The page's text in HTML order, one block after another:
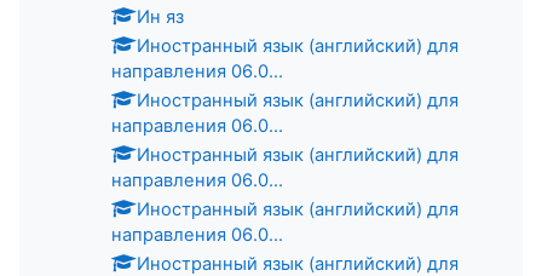
Ин яз
Иностранный язык (английский) для
направления 06.0...
Иностранный язык (английский) для
направления 06.0...
Иностранный язык (английский) для
направления 06.0...
Иностранный язык (английский) для
направления 06.0...
Иностранный язык (английский) для